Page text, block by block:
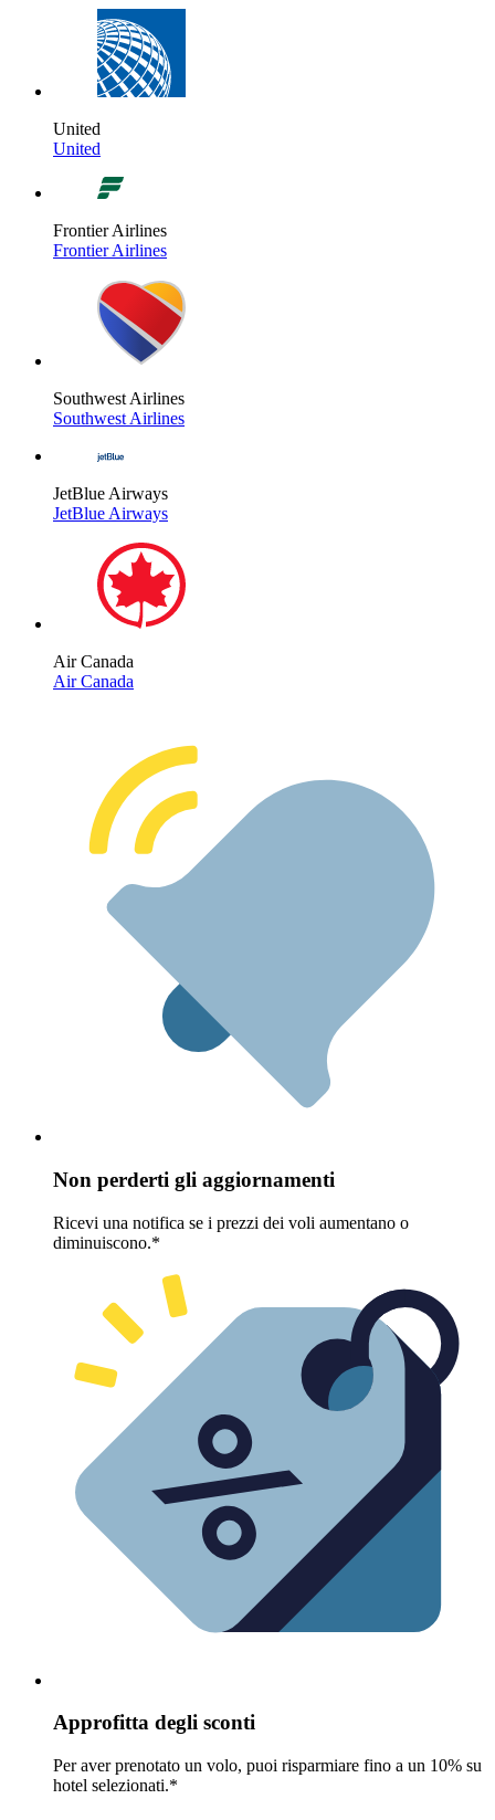
United
United
Frontier Airlines
Frontier Airlines
Southwest Airlines
Southwest Airlines
JetBlue Airways
JetBlue Airways
Air Canada
Air Canada
Non perderti gli aggiornamenti
Ricevi una notifica se i prezzi dei voli aumentano o
diminuiscono.*
Approfitta degli sconti
Per aver prenotato un volo, puoi risparmiare fino a un 10% su
hotel selezionati.*